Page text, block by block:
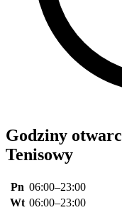
Godziny
Tenisowy
Pn 06:00–23:00
Wt 06:00–23:00